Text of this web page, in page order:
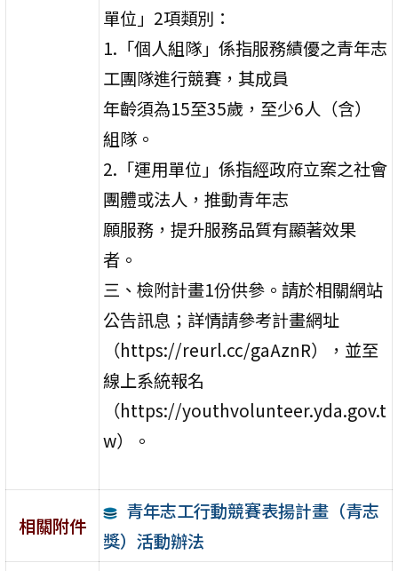
單位」2項類別：
1.「個人組隊」係指服務績優之青年志
工團隊進行競賽，其成員
年齡須為15至35歲，至少6人（含）
組隊。
2.「運用單位」係指經政府立案之社會
團體或法人，推動青年志
願服務，提升服務品質有顯著效果
者。
三、檢附計畫1份供參。請於相關網站
公告訊息；詳情請參考計畫網址
（https://reurl.cc/gaAznR），並至
線上系統報名
（https://youthvolunteer.yda.gov.t
w）。
相關附件
青年志工行動競賽表揚計畫（青志
獎）活動辦法